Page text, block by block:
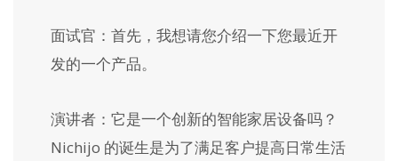
面试官：首先，我想请您介绍一下您最近开
发的一个产品。
演讲者：它是一个创新的智能家居设备吗？
Nichijo 的诞生是为了满足客户提高日常生活